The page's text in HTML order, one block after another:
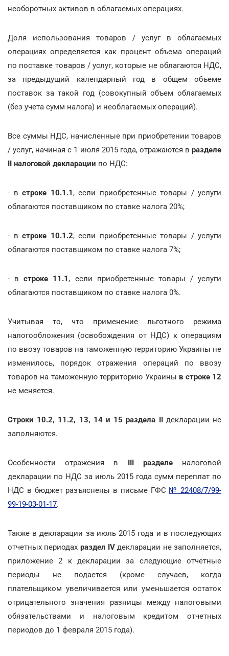
необоротных активов в облагаемых операциях.
Доля использования товаров / услуг в облагаемых
операциях определяется как процент объема операций
по поставке товаров / услуг, которые не облагаются НДС,
за предыдущий календарный год в общем объеме
поставок за такой год (совокупный объем облагаемых
(без учета сумм налога) и необлагаемых операций).
Все суммы НДС, начисленные при приобретении товаров
/ услуг, начиная с 1 июля 2015 года, отражаются в разделе
II налоговой декларации по НДС:
- в строке 10.1.1 , если приобретенные товары / услуги
облагаются поставщиком по ставке налога 20%;
- в строке 10.1.2, если приобретенные товары / услуги
облагаются поставщиком по ставке налога 7%;
- встроке 11.1 , если приобретенные товары / услуги
облагаются поставщиком по ставке налога 0%.
Учитывая то, что применение льготного режима
налогообложения (освобождения от НДС) к операциям
по ввозу товаров на таможенную территорию Украины не
изменилось, порядок отражения операций по ввозу
товаров на таможенную территорию Украины в строке 12
не меняется.
Строки 10.2, 11.2, 13, 14 и 15 раздела IIдекларации не
заполняются.
Особенности отражения в III разделеналоговой
декларации по НДС за июль 2015 года сумм переплат по
НДС в бюджет разъяснены в письме ГФС № 22408/7/99-
99-19-03-01-17.
Также в декларации за июль 2015 года и в последующих
отчетных периодах раздел IV декларации не заполняется,
приложение 2 к декларации за следующие отчетные
периоды не подается (кроме случаев, когда
плательщиком увеличивается или уменьшается остаток
отрицательного значения разницы между налоговыми
обязательствами и налоговым кредитом отчетных
периодов до 1 февраля 2015 года).